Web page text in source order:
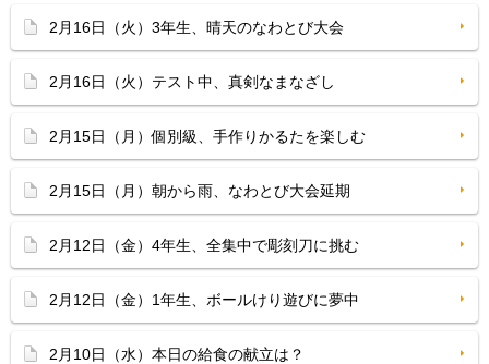
2月16日（火）3年生、晴天のなわとび大会
2月16日（火）テスト中、真剣なまなざし
2月15日（月）個別級、手作りかるたを楽しむ
2月15日（月）朝から雨、なわとび大会延期
2月12日（金）4年生、全集中で彫刻刀に挑む
2月12日（金）1年生、ボールけり遊びに夢中
2月10日（水）本日の給食の献立は？